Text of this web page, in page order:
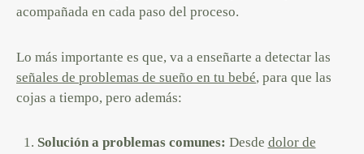
acompañada en cada paso del proceso.
Lo más importante es que, va a enseñarte a detectar las
señales de problemas de sueño en tu bebé, para que las
cojas a tiempo, pero además:
Solución a problemas comunes: Desde dolor de